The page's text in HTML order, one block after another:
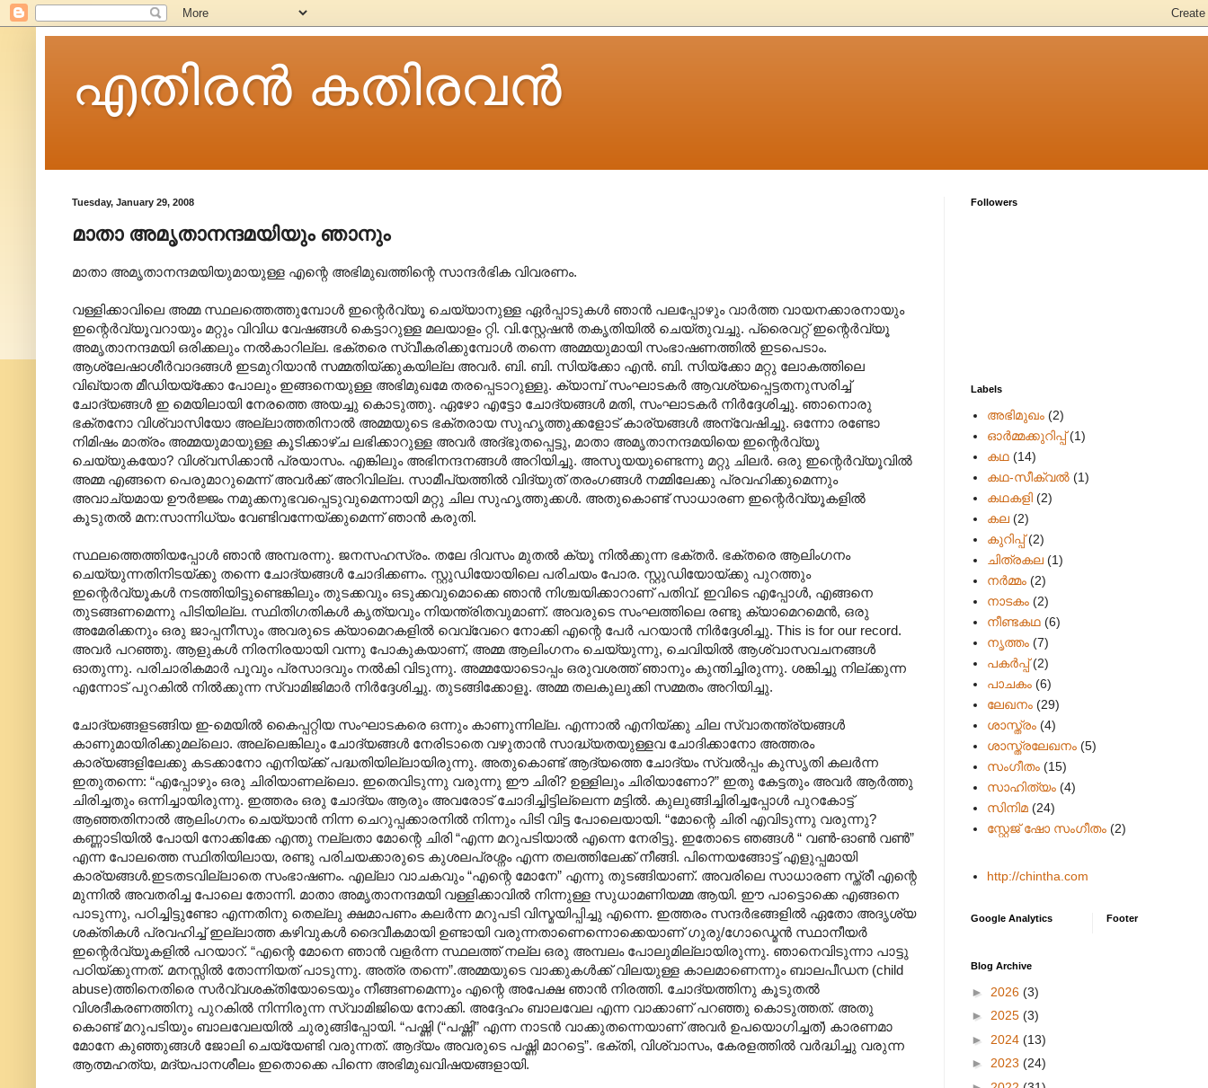
എതിരന്‍ കതിരവന്‍
Tuesday, January 29, 2008
മാതാ അമൃതാനന്ദമയിയും ഞാനും
മാതാ അമൃതാനന്ദമയിയുമായുള്ള എന്റെ അഭിമുഖത്തിന്റെ സാന്ദര്‍ഭിക വിവരണം.
വള്ളിക്കാവിലെ അമ്മ സ്ഥലത്തെത്തുമ്പോള്‍ ഇന്റെര്‍വ്യൂ ചെയ്യാനുള്ള ഏര്‍പ്പാടുകള്‍ ഞാന്‍ പലപ്പോഴും വാര്‍ത്ത വായനക്കാരനായും
ഇന്റെര്‍വ്യൂവറായും മറ്റും വിവിധ വേഷങ്ങള്‍ കെട്ടാറുള്ള മലയാളം റ്റി. വി.സ്റ്റേഷന്‍ തകൃതിയില്‍ ചെയ്തുവച്ചു. പ്രൈവറ്റ് ഇന്റെര്‍വ്യൂ
അമൃതാനന്ദമയി‍ ഒരിക്കലും നല്‍കാറില്ല. ഭക്തരെ സ്വീകരിക്കുമ്പോള്‍ തന്നെ അമ്മയുമായി സംഭാഷണത്തില്‍ ഇടപെടാം.
ആശ്ലേഷാശീര്‍വാദങ്ങള്‍ ഇടമുറിയാന്‍ സമ്മതിയ്ക്കുകയില്ല അവര്‍. ബി. ബി. സിയ്ക്കോ എന്‍. ബി. സിയ്ക്കോ മറ്റു ലോകത്തിലെ
വിഖ്യാത മീഡിയയ്ക്കോ പോലും ഇങ്ങനെയുള്ള അഭിമുഖമേ തരപ്പെടാറുള്ളു. ക്യാമ്പ് സംഘാടകര്‍ ആവശ്യപ്പെട്ടതനുസരിച്ച്
ചോദ്യങ്ങള്‍ ഇ മെയിലായി നേരത്തെ അയച്ചു കൊടുത്തു. ഏഴോ എട്ടോ ചോദ്യങ്ങള്‍ മതി, സംഘാടകര്‍ നിര്‍ദ്ദേശിച്ചു. ഞാനൊരു
ഭക്തനോ വിശ്വാസിയോ അല്ലാത്തതിനാല്‍ അമ്മയുടെ ഭക്തരായ സുഹൃത്തുക്കളോട് കാര്യങ്ങള്‍ അന്വേഷിച്ചു. ഒന്നോ രണ്ടോ
നിമിഷം മാത്രം അമ്മയുമായുള്ള കൂടിക്കാഴ്ച ലഭിക്കാറുള്ള അവര്‍ അദ്ഭുതപ്പെട്ടു, മാതാ അമൃതാനന്ദമയിയെ ഇന്റെര്‍വ്യൂ
ചെയ്യുകയോ? വിശ്വസിക്കാന്‍ പ്രയാസം. എങ്കിലും അഭിനന്ദനങ്ങള്‍ അറിയിച്ചു. അസൂയയുണ്ടെന്നു മറ്റു ചിലര്‍. ഒരു ഇന്റെര്‍വ്യൂവില്‍
അമ്മ എങ്ങനെ പെരുമാറുമെന്ന് അവര്‍ക്ക് അറിവില്ല. സാമീപ്യത്തില്‍ വിദ്യുത് തരംഗങ്ങള്‍ നമ്മിലേക്കു പ്രവഹിക്കുമെന്നും
അവാച്യമായ ഊര്‍ജ്ജം നമുക്കനുഭവപ്പെടുവുമെന്നായി മറ്റു ചില സുഹൃത്തുക്കള്‍. അതുകൊണ്ട് സാധാരണ ഇന്റെര്‍വ്യൂകളില്‍
കൂടുതല്‍ മന:സാന്നിധ്യം വേണ്ടിവന്നേയ്ക്കുമെന്ന് ഞാന്‍ കരുതി.
സ്ഥലത്തെത്തിയപ്പോള്‍ ഞാന്‍ അമ്പരന്നു. ജനസഹസ്രം. തലേ ദിവസം മുതല്‍ ക്യൂ നില്‍ക്കുന്ന ഭക്തര്‍. ഭക്തരെ ആലിംഗനം
ചെയ്യുന്നതിനിടയ്ക്കു തന്നെ ചോദ്യങ്ങള്‍ ചോദിക്കണം. സ്റ്റുഡിയോയിലെ പരിചയം പോര. സ്റ്റുഡിയോയ്ക്കു പുറത്തും
ഇന്റെര്‍വ്യൂകള്‍ നടത്തിയിട്ടുണ്ടെങ്കിലും തുടക്കവും ഒടുക്കവുമൊക്കെ ഞാന്‍ നിശ്ചയിക്കാറാണ് പതിവ്. ഇവിടെ എപ്പോള്‍, എങ്ങനെ
തുടങ്ങണമെന്നു പിടിയില്ല. സ്ഥിതിഗതികള്‍ കൃത്യവും നിയന്ത്രിതവുമാണ്. അവരുടെ സംഘത്തിലെ രണ്ടു ക്യാമെറമെന്‍, ഒരു
അമേരിക്കനും ഒരു ജാപ്പനീസും അവരുടെ ക്യാമെറകളില്‍ വെവ്വേറെ നോക്കി എന്റെ പേര്‍ പറയാന്‍ നിര്‍ദ്ദേശിച്ചു. This is for our record.
അവര്‍ പറഞ്ഞു. ആളുകള്‍ നിരനിരയായി വന്നു പോകുകയാണ്, അമ്മ ആലിംഗനം ചെയ്യുന്നു, ചെവിയില്‍ ആശ്വാസവചനങ്ങള്‍
ഓതുന്നു. പരിചാരികമാര്‍ പൂവും പ്രസാദവും നല്‍കി വിടുന്നു. അമ്മയോടൊപ്പം ഒരുവശത്ത് ഞാനും കുന്തിച്ചിരുന്നു. ശങ്കിച്ചു നില്ക്കുന്ന
എന്നോട് പുറകില്‍ നില്‍ക്കുന്ന സ്വാമിജിമാര്‍ നിര്‍ദ്ദേശിച്ചു. തുടങ്ങിക്കോളൂ. അമ്മ തലകുലുക്കി സമ്മതം അറിയിച്ചു.
ചോദ്യങ്ങളടങ്ങിയ ഇ-മെയില്‍ കൈപ്പറ്റിയ സംഘാടകരെ ഒന്നും കാണുന്നില്ല. എന്നാല്‍ എനിയ്ക്കു ചില സ്വാതന്ത്ര്യങ്ങള്‍
കാണുമായിരിക്കുമല്ലൊ. അല്ലെങ്കിലും ചോദ്യങ്ങള്‍ നേരിടാതെ വഴുതാന്‍ സാദ്ധ്യതയുള്ളവ ചോദിക്കാനോ അത്തരം
കാര്യങ്ങളിലേക്കു കടക്കാനോ എനിയ്ക്ക് പദ്ധതിയില്ലായിരുന്നു. അതുകൊണ്ട് ആദ്യത്തെ ചോദ്യം സ്വല്‍പ്പം കുസൃതി കലര്‍ന്ന
ഇതുതന്നെ: “എപ്പോഴും ഒരു ചിരിയാണല്ലൊ. ഇതെവിടുന്നു വരുന്നു ഈ ചിരി? ഉള്ളിലും ചിരിയാണോ?” ഇതു കേട്ടതും അവര്‍ ആര്‍ത്തു
ചിരിച്ചതും ഒന്നിച്ചായിരുന്നു. ഇത്തരം ഒരു ചോദ്യം ആരും അവരോട് ചോദിച്ചിട്ടില്ലെന്ന മട്ടില്‍. കുലുങ്ങിച്ചിരിച്ചപ്പോള്‍ പുറകോട്ട്
ആഞ്ഞതിനാല്‍ ആലിംഗനം ചെയ്യാന്‍ നിന്ന ചെറുപ്പക്കാരനില്‍ നിന്നും പിടി വിട്ട പോലെയായി. “മോന്റെ ചിരി എവിടുന്നു വരുന്നു?
കണ്ണാടിയില്‍ പോയി നോക്കിക്കേ എന്തു നല്ലതാ മോന്റെ ചിരി “എന്ന മറുപടിയാല്‍ എന്നെ നേരിട്ടു. ഇതോടെ ഞങ്ങള്‍ “ വണ്‍-ഓണ്‍ വണ്‍”
എന്ന പോലത്തെ സ്ഥിതിയിലായ, രണ്ടു പരിചയക്കാരുടെ കുശലപ്രശ്നം എന്ന തലത്തിലേക്ക് നീങ്ങി. പിന്നെയങ്ങോട്ട് എളുപ്പമായി
കാര്യങ്ങള്‍.ഇടതടവില്ലാതെ സംഭാഷണം. എല്ലാ വാചകവും “എന്റെ മോനേ” എന്നു തുടങ്ങിയാണ്. അവരിലെ സാധാരണ സ്ത്രീ എന്റെ
മുന്നില്‍ അവതരിച്ച പോലെ തോന്നി. മാതാ അമൃതാനന്ദമയി വള്ളിക്കാവില്‍ നിന്നുള്ള സുധാമണിയമ്മ ആയി. ഈ പാട്ടൊക്കെ എങ്ങനെ
പാടുന്നു, പഠിച്ചിട്ടുണ്ടോ എന്നതിനു തെല്ലു ക്ഷമാപണം കലര്‍ന്ന മറുപടി വിസ്മയിപ്പിച്ചു എന്നെ. ഇത്തരം സന്ദര്‍ഭങ്ങളില്‍ ഏതോ അദൃശ്യ
ശക്തികള്‍ പ്രവഹിച്ച് ഇല്ലാത്ത കഴിവുകള്‍ ദൈവീകമായി ഉണ്ടായി വരുന്നതാണെന്നൊക്കെയാണ് ഗുരു/ഗോഡ്മെന്‍ സ്ഥാനീയര്‍
ഇന്റെര്‍വ്യൂകളില്‍ പറയാറ്. “എന്റെ മോനെ ഞാന്‍ വളര്‍ന്ന സ്ഥലത്ത് നല്ല ഒരു അമ്പലം പോലുമില്ലായിരുന്നു. ഞാനെവിടുന്നാ പാട്ടു
പഠിയ്ക്കുന്നത്. മനസ്സില്‍ തോന്നിയത് പാടുന്നു. അത്ര തന്നെ”.‍അമ്മയുടെ വാക്കുകള്‍ക്ക് വിലയുള്ള കാലമാണെന്നും ബാലപീഡന (child
abuse)ത്തിനെതിരെ സര്‍വ്വശക്തിയോടെയും നീങ്ങണമെന്നും എന്റെ അപേക്ഷ ഞാന്‍ നിരത്തി. ചോദ്യത്തിനു കൂടുതല്‍
വിശദീകരണത്തിനു‍ പുറകില്‍ നിന്നിരുന്ന സ്വാമിജിയെ നോക്കി. അദ്ദേഹം ബാലവേല എന്ന വാക്കാണ് പറഞ്ഞു കൊടുത്തത്. അതു
കൊണ്ട് മറുപടിയും ബാലവേലയില്‍‍ ചുരുങ്ങിപ്പോയി. “പഷ്ണി (“പഷ്ണി” എന്ന നാടന്‍ വാക്കുതന്നെയാണ് അവര്‍ ഉപയൊഗിച്ചത്) കാരണമാ
മോനേ കുഞ്ഞുങ്ങള്‍ ജോലി ചെയ്യേണ്ടി വരുന്നത്. ആദ്യം അവരുടെ പഷ്ണി മാറട്ടെ”. ഭക്തി, വിശ്വാസം, കേരളത്തില്‍ വര്‍ദ്ധിച്ചു വരുന്ന
ആത്മഹത്യ, മദ്യപാനശീലം ഇതൊക്കെ പിന്നെ അഭിമുഖവിഷയങ്ങളായി.
Followers
Labels
അഭിമുഖം (2)
ഓർമ്മക്കുറിപ്പ് (1)
കഥ (14)
കഥ-സീക്വല്‍ (1)
കഥകളി (2)
കല (2)
കുറിപ്പ് (2)
ചിത്രകല (1)
നർമ്മം (2)
നാടകം (2)
നീണ്ടകഥ (6)
നൃത്തം (7)
പകര്‍പ്പ് (2)
പാചകം (6)
ലേഖനം (29)
ശാസ്ത്രം (4)
ശാസ്ത്രലേഖനം (5)
സംഗീതം (15)
സാഹിത്യം (4)
സിനിമ (24)
സ്റ്റേജ് ഷോ സംഗീതം (2)
http://chintha.com
Google Analytics Footer
Blog Archive
► 2026 (3)
► 2025 (3)
► 2024 (13)
► 2023 (24)